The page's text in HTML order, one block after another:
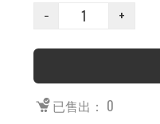
−
+
已售出： 0